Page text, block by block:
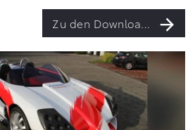
Zu den Downloads